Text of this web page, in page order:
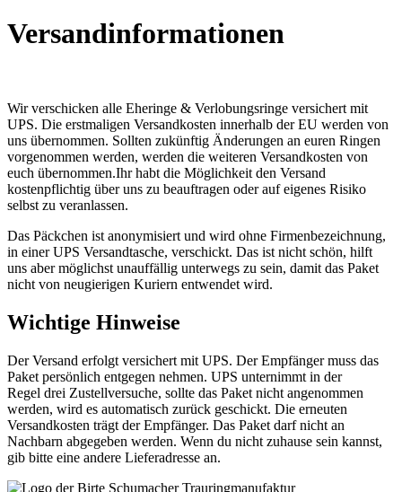
Versandinformationen
Wir verschicken alle Eheringe & Verlobungsringe versichert mit
UPS. Die erstmaligen Versandkosten innerhalb der EU werden von
uns übernommen. Sollten zukünftig Änderungen an euren Ringen
vorgenommen werden, werden die weiteren Versandkosten von
euch übernommen.Ihr habt die Möglichkeit den Versand
kostenpflichtig über uns zu beauftragen oder auf eigenes Risiko
selbst zu veranlassen.
Das Päckchen ist anonymisiert und wird ohne Firmenbezeichnung,
in einer UPS Versandtasche, verschickt. Das ist nicht schön, hilft
uns aber möglichst unauffällig unterwegs zu sein, damit das Paket
nicht von neugierigen Kuriern entwendet wird.
Wichtige Hinweise
Der Versand erfolgt versichert mit UPS. Der Empfänger muss das
Paket persönlich entgegen nehmen. UPS unternimmt in der
Regel drei Zustellversuche, sollte das Paket nicht angenommen
werden, wird es automatisch zurück geschickt. Die erneuten
Versandkosten trägt der Empfänger. Das Paket darf nicht an
Nachbarn abgegeben werden. Wenn du nicht zuhause sein kannst,
gib bitte eine andere Lieferadresse an.